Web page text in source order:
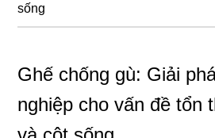
sống
Ghế chống gù: Giải
nghiệp cho vấn đề tổn